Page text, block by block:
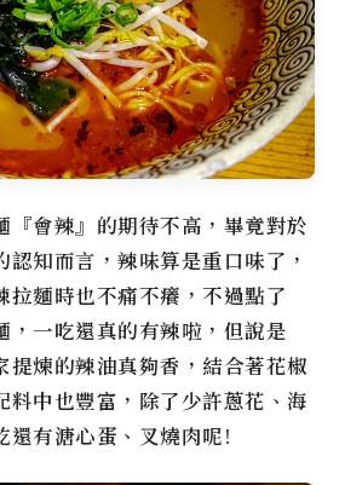
『會辣』的期待不高，畢竟對於
認知而言，辣味算是重口味了，
拉麵時也不痛不癢，不過點了
，一吃還真的有辣啦，但說是
提煉的辣油真夠香，結合著花椒
料中也豐富，除了少許蔥花、海
還有溏心蛋、叉燒肉呢!